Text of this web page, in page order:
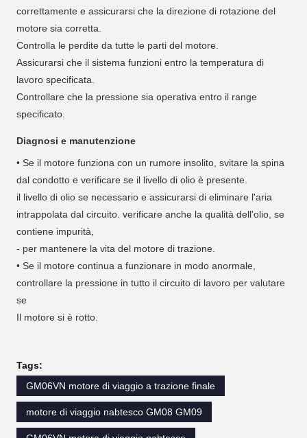
correttamente e assicurarsi che la direzione di rotazione del
motore sia corretta.
Controlla le perdite da tutte le parti del motore.
Assicurarsi che il sistema funzioni entro la temperatura di
lavoro specificata.
Controllare che la pressione sia operativa entro il range
specificato.
Diagnosi e manutenzione
• Se il motore funziona con un rumore insolito, svitare la spina
dal condotto e verificare se il livello di olio è presente.
il livello di olio se necessario e assicurarsi di eliminare l'aria
intrappolata dal circuito. verificare anche la qualità dell'olio, se
contiene impurità,
- per mantenere la vita del motore di trazione.
• Se il motore continua a funzionare in modo anormale,
controllare la pressione in tutto il circuito di lavoro per valutare
se
Il motore si è rotto.
Tags:
GM06VN motore di viaggio a trazione finale
motore di viaggio nabtesco GM08 GM09